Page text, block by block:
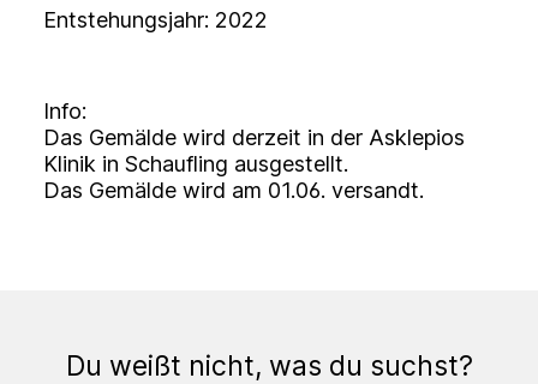
Entstehungsjahr: 2022
Info:
Das Gemälde wird derzeit in der Asklepios
Klinik in Schaufling ausgestellt.
Das Gemälde wird am 01.06. versandt.
Du weißt nicht, was du suchst?